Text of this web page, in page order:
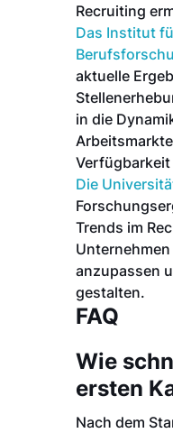
Recruiting
Das Institut
aktuelle
in die
Verfügbarkeit
Die
Trends im
anzupassen
gestalten.
FAQ
Wie
ersten
Nach dem